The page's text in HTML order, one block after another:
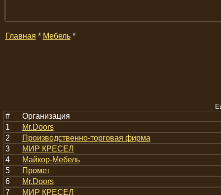
Главная * Мебель*
#
Организация
1
Mr.Doors
2
Производственно-торговая фирма
3
МИР КРЕСЕЛ
4
Майкор-Мебель
5
Промет
6
Mr.Doors
7
МИР КРЕСЕЛ